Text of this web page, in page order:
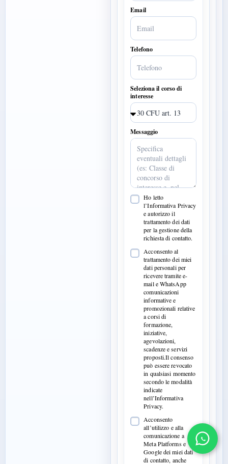
Email
Telefono
Seleziona il corso di
interesse
Messaggio
Ho letto
l’Informativa Privacy
e autorizzo il
trattamento dei dati
per la gestione della
richiesta di contatto.
Acconsento al
trattamento dei miei
dati personali per
ricevere tramite e-
mail e WhatsApp
comunicazioni
informative e
promozionali relative
a corsi di
formazione,
iniziative,
agevolazioni,
scadenze e servizi
proposti.Il consenso
può essere revocato
in qualsiasi momento
secondo le modalità
indicate
nell’Informativa
Privacy.
Acconsento
all’utilizzo e alla
comunicazione a
Meta Platforms e
Google dei miei dati
di contatto, anche